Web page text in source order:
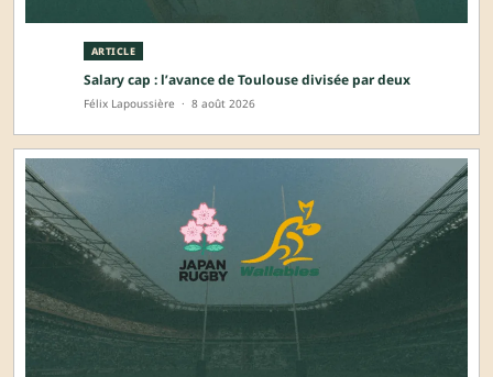
ARTICLE
Salary cap : l’avance de Toulouse divisée par deux
Félix Lapoussière · 8 août 2026